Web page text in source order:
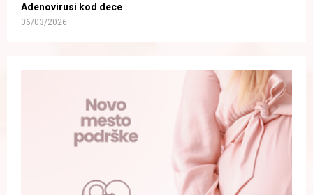
Adenovirusi kod dece
06/03/2026